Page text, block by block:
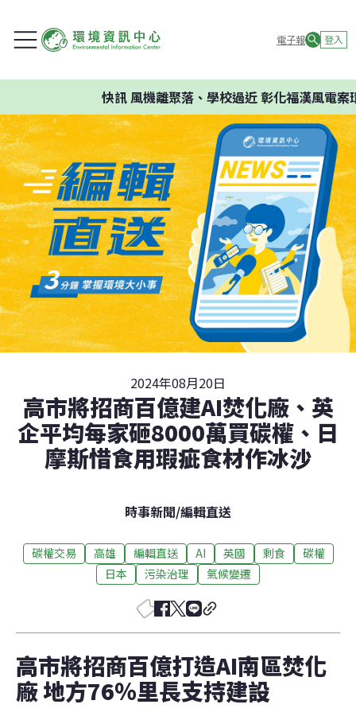
電子報 登入
快訊風機離聚落、學校過近 彰化福漢風電案環
2024年08月20日
高市將招商百億建AI焚化廠、英
企平均每家砸8000萬買碳權、日
摩斯惜食用瑕疵食材作冰沙
時事新聞/編輯直送
碳權交易 高雄 編輯直送 AI 英國 剩食
碳權
日本
污染治理 氣候變遷
高市將招商百億打造AI南區焚化
廠 地方76％里長支持建設